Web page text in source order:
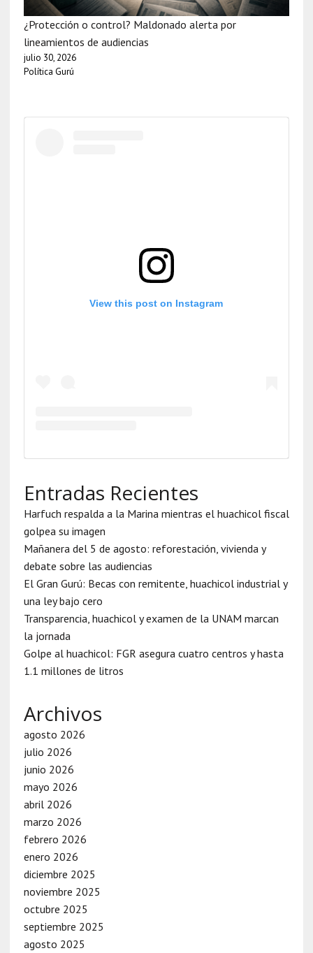
¿Protección o control? Maldonado alerta por
lineamientos de audiencias
julio 30, 2026
Política Gurú
View this post on Instagram
Entradas Recientes
Harfuch respalda a la Marina mientras el huachicol fiscal
golpea su imagen
Mañanera del 5 de agosto: reforestación, vivienda y
debate sobre las audiencias
El Gran Gurú: Becas con remitente, huachicol industrial y
una ley bajo cero
Transparencia, huachicol y examen de la UNAM marcan
la jornada
Golpe al huachicol: FGR asegura cuatro centros y hasta
1.1 millones de litros
Archivos
agosto 2026
julio 2026
junio 2026
mayo 2026
abril 2026
marzo 2026
febrero 2026
enero 2026
diciembre 2025
noviembre 2025
octubre 2025
septiembre 2025
agosto 2025